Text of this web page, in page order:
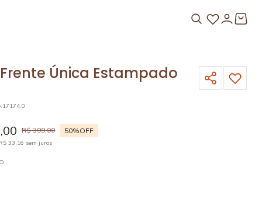
Única Estampado
,00 R$ 399,00 50%OFF
33,16 sem juros